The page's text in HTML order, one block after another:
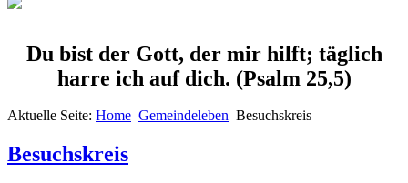
Du bist der Gott, der mir hilft; täglich
harre ich auf dich. (Psalm 25,5)
Aktuelle Seite: Home Gemeindeleben Besuchskreis
Besuchskreis